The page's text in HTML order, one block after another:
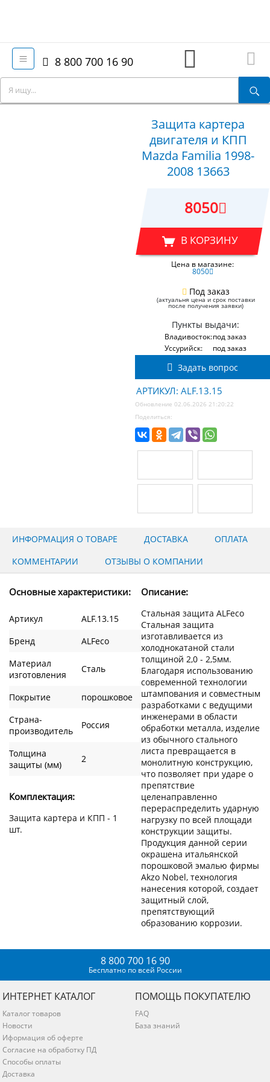
8 800 700 16 90
Защита картера
двигателя и КПП
Mazda Familia 1998-
2008 13663
8050
В КОРЗИНУ
Цена в магазине:
8050
Под заказ
(актуальня цена и срок поставки
после получения заявки)
Пункты выдачи:
Владивосток:под заказ
Уссурийск:
под заказ
Задать вопрос
АРТИКУЛ: ALF.13.15
Обновление 02.06.2026 21:20:22
Поделиться:
ИНФОРМАЦИЯ О ТОВАРЕ ДОСТАВКА
ОПЛАТА
КОММЕНТАРИИ
ОТЗЫВЫ О КОМПАНИИ
Основные характеристики:
Артикул
ALF.13.15
Бренд
ALFeco
Материал
изготовления
Сталь
Покрытие
порошковое
Страна-
производитель
Россия
Толщина
защиты (мм)
2
Комплектация:
Защита картера и КПП - 1
шт.
Описание:
Стальная защита ALFeco
Стальная защита
изготавливается из
холоднокатаной стали
толщиной 2,0 - 2,5мм.
Благодаря использованию
современной технологии
штампования и совместным
разработками с ведущими
инженерами в области
обработки металла, изделие
из обычного стального
листа превращается в
монолитную конструкцию,
что позволяет при ударе о
препятствие
целенаправленно
перераспределить ударную
нагрузку по всей площади
конструкции защиты.
Продукция данной серии
окрашена итальянской
порошковой эмалью фирмы
Akzo Nobel, технология
нанесения которой, создает
защитный слой,
препятствующий
образованию коррозии.
8 800 700 16 90
Бесплатно по всей России
ИНТЕРНЕТ КАТАЛОГ
Каталог товаров
Новости
Иформация об оферте
Согласие на обработку ПД
Способы оплаты
Доставка
ПОМОЩЬ ПОКУПАТЕЛЮ
FAQ
База знаний